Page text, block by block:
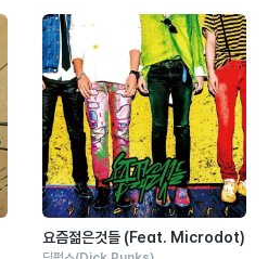
요즘젊은것들 (Feat. Microdot)